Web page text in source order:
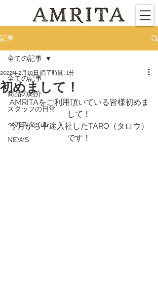
記事
全ての記事
商品の紹介
スタッフの日常
ヘアスタイル
NEWS
全ての記事
初めまして！
2022年2月10日 読了時間: 1分
AMRITAをご利用頂いている皆様初めま
して！
今月から中途入社したTARO（タロウ）
です！